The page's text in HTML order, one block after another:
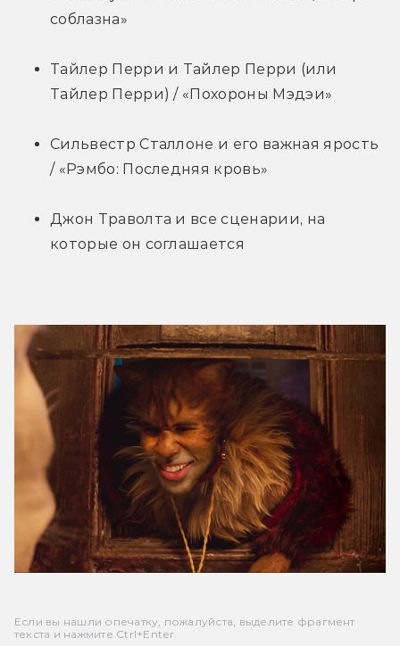
соблазна»
Тайлер Перри и Тайлер Перри (или
Тайлер Перри) / «Похороны Мэдэи»
Сильвестр Сталлоне и его важная ярость
/ «Рэмбо: Последняя кровь»
Джон Траволта и все сценарии, на
которые он соглашается
Если вы нашли опечатку, пожалуйста, выделите фрагмент
текста и нажмите Ctrl+Enter.